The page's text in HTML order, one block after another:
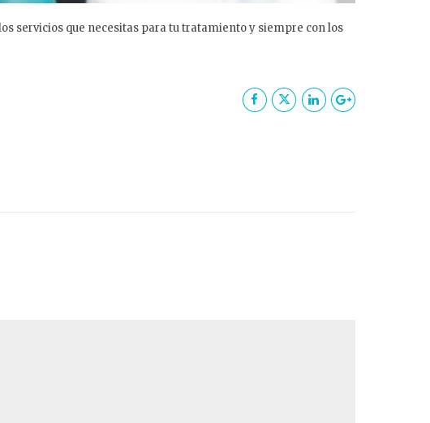
servicios que necesitas para tu tratamiento y siempre con los